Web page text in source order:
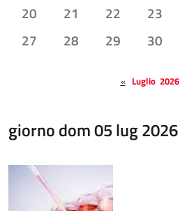
20
21 22 23
27
28 29 30
« Luglio 2026
giorno dom 05 lug 2026